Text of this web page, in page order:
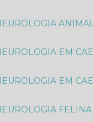
NEUROLOGIA ANIMAL​
NEUROLOGIA EM
NEUROLOGIA EM
NEUROLOGIA